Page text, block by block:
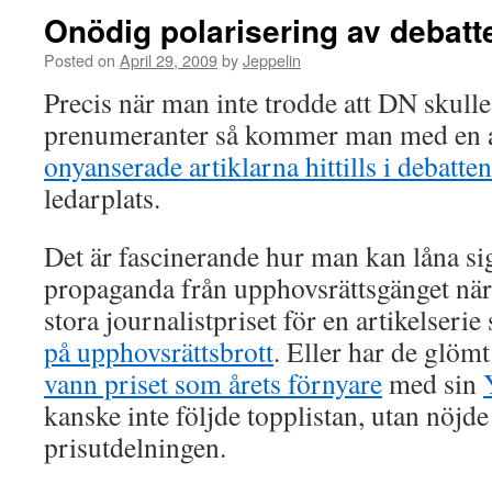
Onödig polarisering av
Posted on April 29, 2009byJeppelin
Precis när man inte trodde att DN
prenumeranter så kommer man med en
onyanserade artiklarna hittills i debatten
ledarplats.
Det är fascinerande hur man kan låna
propaganda från upphovsrättsgänget
stora journalistpriset för en
på upphovsrättsbrott. Eller har de
vann priset som årets förnyaremed sin
kanske inte följde topplistan, utan
prisutdelningen.